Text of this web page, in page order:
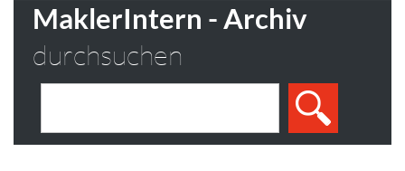
MaklerIntern - Archiv
durchsuchen